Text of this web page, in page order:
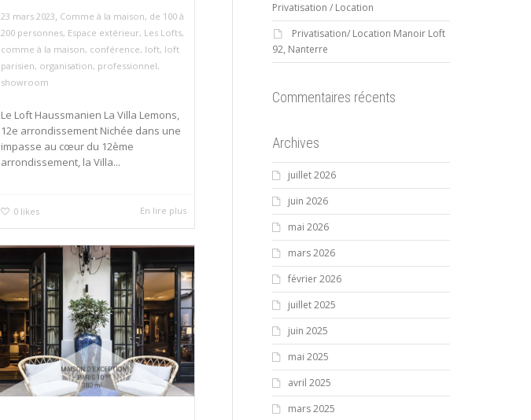
23 mars 2023, Comme à la maison, de 100 à
200 personnes, Espace extérieur, Les Lofts,
comme à la maison, conférence, loft, loft
parisien, organisation, professionnel,
showroom
Le Loft Haussmanien La Villa Lemons,
12e arrondissement Nichée dans une
impasse au cœur du 12ème
arrondissement, la Villa...
0 likes En lire plus
Privatisation / Location
Privatisation/ Location Manoir Loft
92, Nanterre
Commentaires récents
Archives
juillet 2026
juin 2026
mai 2026
mars 2026
février 2026
juillet 2025
juin 2025
mai 2025
avril 2025
mars 2025